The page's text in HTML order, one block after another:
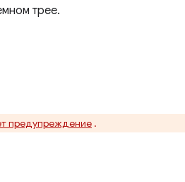
трее.
предупреждение .